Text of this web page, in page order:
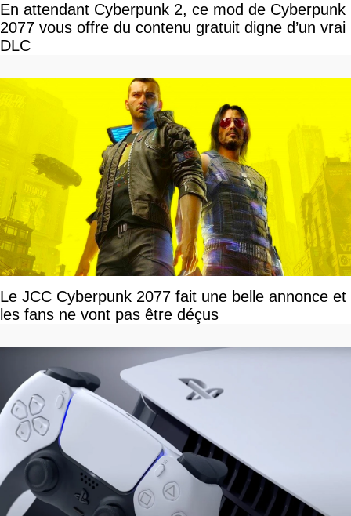
En attendant Cyberpunk 2, ce mod de Cyberpunk
2077 vous offre du contenu gratuit digne d’un vrai
DLC
Le JCC Cyberpunk 2077 fait une belle annonce et
les fans ne vont pas être déçus